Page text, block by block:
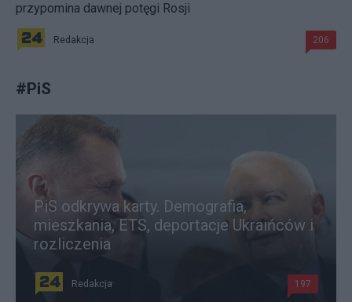
przypomina dawnej potęgi Rosji
Redakcja 206
#PiS
PiS odkrywa karty. Demografia,
mieszkania, ETS, deportacje Ukraińców i
rozliczenia
Redakcja 197